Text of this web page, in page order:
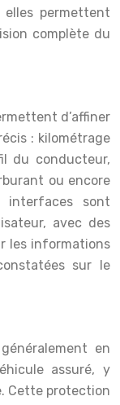
permettent
complète du
d’affiner
: kilométrage
du conducteur,
ou encore
interfaces sont
avec des
les informations
sur le
en
assuré, y
Cette protection